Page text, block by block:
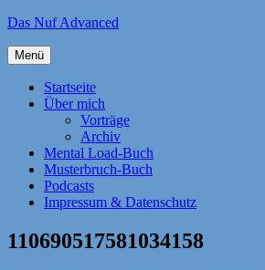
Zum
springen
Das Nuf Advanced
Menü
Startseite
Über mich
Vorträge
Archiv
Mental Load-Buch
Musterbruch-Buch
Podcasts
Impressum & Datenschutz
110690517581034158